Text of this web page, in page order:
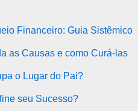
Financeiro: Guia Sistêmico
as Causas e como Curá-las
o Lugar do Pai?
seu Sucesso?